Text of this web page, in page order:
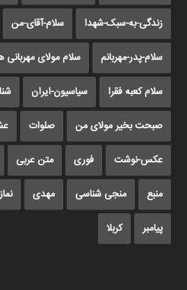
زندگی-به-سبک-شهدا سلام-آقای-من
سلام-پدر-مهربانم سلام مولای مهربانی
سلام کعبه فقرا سیاسیون-ایران
صبحت بخیر مولای من صلوات
عکس-نوشت فوری متن عربی
منبع منجی شناسی مهدی
پیامبر کربلا